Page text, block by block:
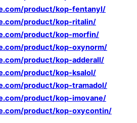
product/kop-fentanyl/
product/kop-ritalin/
product/kop-morfin/
product/kop-oxynorm/
product/kop-adderall/
product/kop-ksalol/
product/kop-tramadol/
product/kop-imovane/
product/kop-oxycontin/